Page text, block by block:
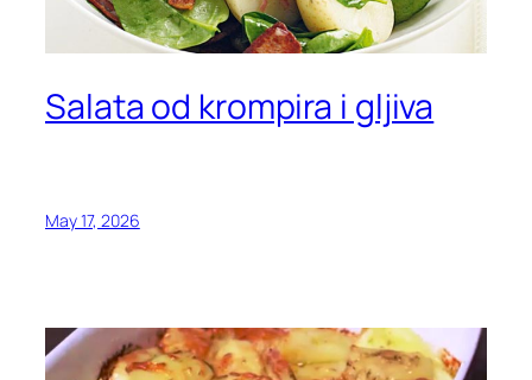
Salata od krompira i gljiva
May 17, 2026